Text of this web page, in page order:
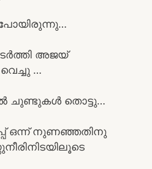
പോയിരുന്നു…
അജയ്
വെച്ചു …
ചുണ്ടുകൾ തൊട്ടു…
ഒന്ന് നുണഞ്ഞതിനു